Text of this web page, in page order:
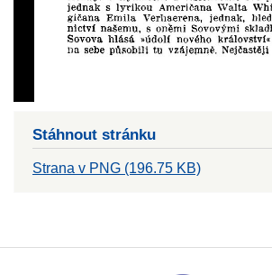
Stáhnout stránku
Strana v PNG (196.75 KB)